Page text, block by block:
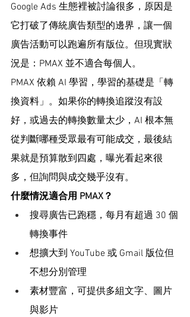
Google Ads 生態裡被討論很多，原因是
它打破了傳統廣告類型的邊界，讓一個
廣告活動可以跑遍所有版位。但現實狀
況是：PMAX 並不適合每個人。
PMAX 依賴 AI 學習，學習的基礎是「轉
換資料」。如果你的轉換追蹤沒有設
好，或過去的轉換數量太少，AI 根本無
從判斷哪種受眾最有可能成交，最後結
果就是預算散到四處，曝光看起來很
多，但詢問與成交幾乎沒有。
什麼情況適合用 PMAX？
搜尋廣告已跑穩，每月有超過 30 個
轉換事件
想擴大到 YouTube 或 Gmail 版位但
不想分別管理
素材豐富，可提供多組文字、圖片
與影片